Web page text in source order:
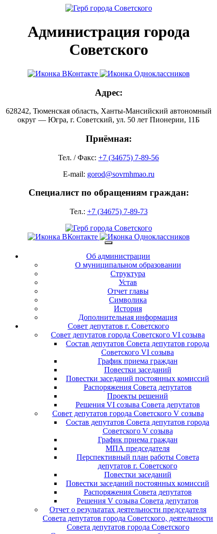
Администрация города
Советского
Адрес:
628242, Тюменская область, Ханты-Мансийский автономный
округ — Югра, г. Советский, ул. 50 лет Пионерии, 11Б
Приёмная:
Тел. / Факс: +7 (34675) 7-89-56
E-mail: gorod@sovrnhmao.ru
Специалист по обращениям граждан:
Тел.: +7 (34675) 7-89-73
Об администрации
О муниципальном образовании
Структура
Устав
Отчет главы
Символика
История
Дополнительная информация
Совет депутатов г. Советского
Совет депутатов города Советского VI созыва
Состав депутатов Совета депутатов города
Советского VI созыва
График приема граждан
Повестки заседаний
Повестки заседаний постоянных комиссий
Распоряжения Совета депутатов
Проекты решений
Решения VI созыва Совета депутатов
Совет депутатов города Советского V созыва
Состав депутатов Совета депутатов города
Советского V созыва
График приема граждан
МПА председателя
Перспективный план работы Совета
депутатов г. Советского
Повестки заседаний
Повестки заседаний постоянных комиссий
Распоряжения Совета депутатов
Решения V созыва Совета депутатов
Отчет о результатах деятельности председателя
Совета депутатов города Советского, деятельности
Совета депутатов города Советского